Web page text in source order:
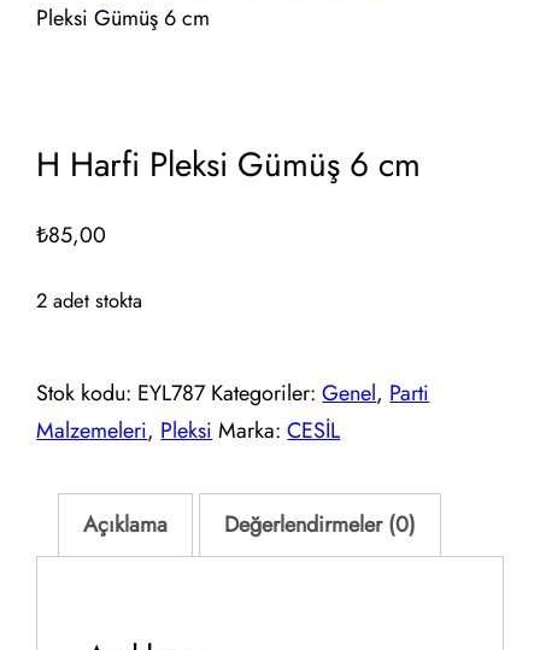
Pleksi Gümüş 6 cm
H Harfi Pleksi Gümüş 6 cm
₺85,00
2 adet stokta
Stok kodu: EYL787 Kategoriler:Genel,Parti
Malzemeleri,PleksiMarka:CESİL
Açıklama Değerlendirmeler (0)